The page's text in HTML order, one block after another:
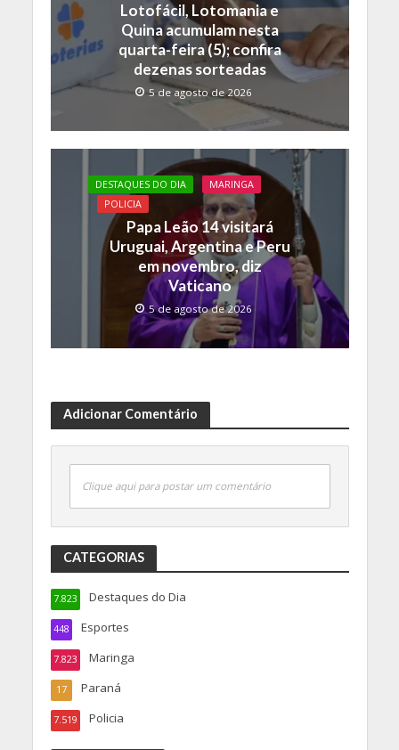
Lotofácil, Lotomania e
Quina acumulam nesta
quarta-feira (5); confira
dezenas sorteadas
5 de agosto de 2026
DESTAQUES DO DIA
MARINGA
POLICIA
Papa Leão 14 visitará
Uruguai, Argentina e Peru
em novembro, diz
Vaticano
5 de agosto de 2026
Adicionar Comentário
Clique aqui para postar um comentário
CATEGORIAS
Destaques do Dia
7.823
Esportes
448
Maringa
7.823
Paraná
17
Policia
7.519